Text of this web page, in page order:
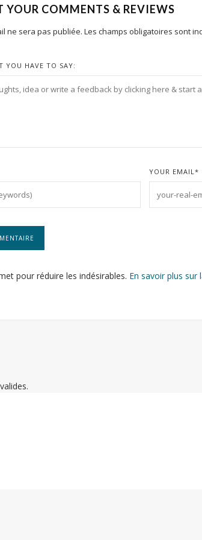
YOUR COMMENTS & REVIEWS
ne sera pas publiée. Les champs obligatoires sont
YOU HAVE TO SAY:
YOUR EMAIL *
pour réduire les indésirables. En savoir plus